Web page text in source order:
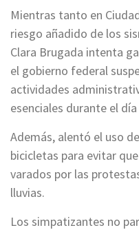
Mientras tanto en
riesgo añadido de los
Clara Brugada intenta
el gobierno federal
actividades
esenciales durante el
Además, alentó el uso
bicicletas para evitar
varados por las
lluvias.
Los simpatizantes no